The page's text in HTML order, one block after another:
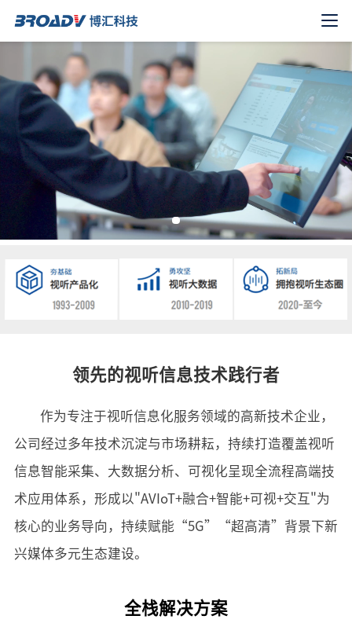
领先的视听信息技术践行者
作为专注于视听信息化服务领域的高新技术企业，
公司经过多年技术沉淀与市场耕耘，持续打造覆盖视听
信息智能采集、大数据分析、可视化呈现全流程高端技
术应用体系，形成以"AVIoT+融合+智能+可视+交互"为
核心的业务导向，持续赋能“5G”“超高清”背景下新
兴媒体多元生态建设。
全栈解决方案